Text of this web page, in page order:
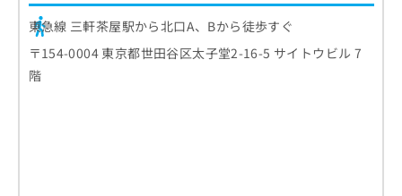
東急線 三軒茶屋駅から北口A、Bから徒歩すぐ
〒154-0004 東京都世田谷区太子堂2-16-5 サイトウビル 7
階